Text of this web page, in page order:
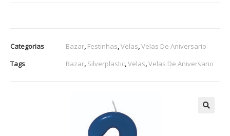
Categorias Bazar, Festinhas,Velas,Velas De Aniversario
Tags
Bazar, Silverplastic,Velas,Velas De Aniversario